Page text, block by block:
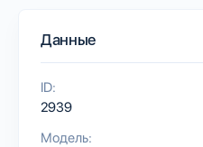
Данные
ID:
2939
Модель: